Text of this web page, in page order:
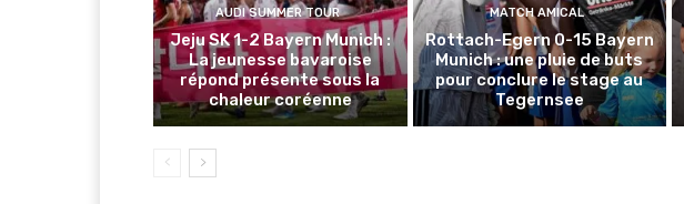
AUDI SUMMER TOUR
Jeju SK 1-2 Bayern Munich :
La jeunesse bavaroise
répond présente sous la
chaleur coréenne
MATCH AMICAL
Rottach-Egern 0-15 Bayern
Munich : une pluie de buts
pour conclure le stage au
Tegernsee